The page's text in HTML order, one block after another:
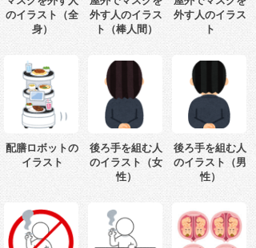
のイラスト（全
身）
外す人のイラス
ト（棒人間）
外す人のイラス
ト
配膳ロボットの
イラスト
後ろ手を組む人
のイラスト（女
性）
後ろ手を組む人
のイラスト（男
性）